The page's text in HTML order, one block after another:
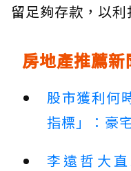
留足夠存款，以利
房地產推薦新
股市獲利何
指標」：豪
李遠哲大